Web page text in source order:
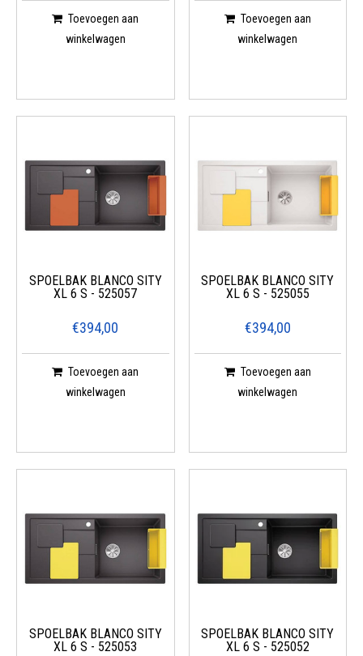
Toevoegen aan
winkelwagen
Toevoegen aan
winkelwagen
SPOELBAK BLANCO SITY
XL 6 S - 525057
€394,00
Toevoegen aan
winkelwagen
SPOELBAK BLANCO SITY
XL 6 S - 525055
€394,00
Toevoegen aan
winkelwagen
SPOELBAK BLANCO SITY
XL 6 S - 525053
SPOELBAK BLANCO SITY
XL 6 S - 525052